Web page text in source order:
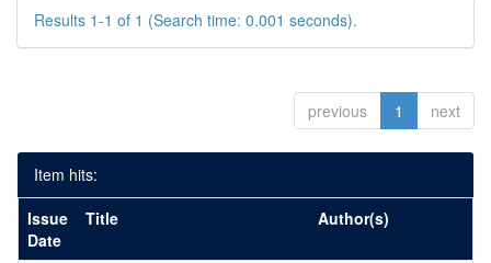
Results 1-1 of 1 (Search time: 0.001 seconds).
previous 1 next
Item hits:
Issue
Date
Title Author(s)